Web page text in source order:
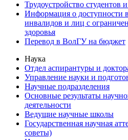
Трудоустройство студентов
Информация о доступности
инвалидов и лиц с
здоровья
Перевод в ВолГУ на бюджет
Наука
Отдел аспирантуры и
Управление науки и
Научные подразделения
Основные результаты
деятельности
Ведущие научные школы
Государственная научная
советы)